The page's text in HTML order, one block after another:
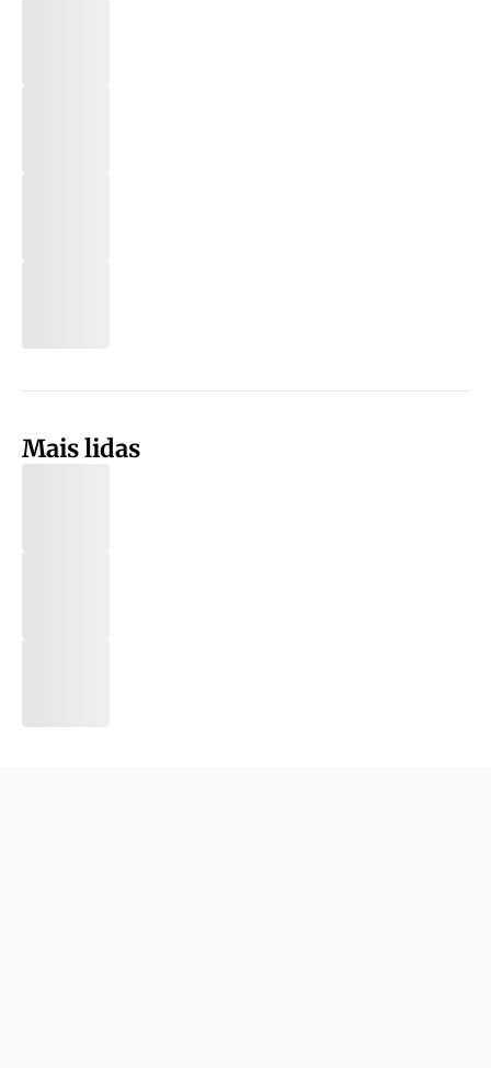
Mais lidas